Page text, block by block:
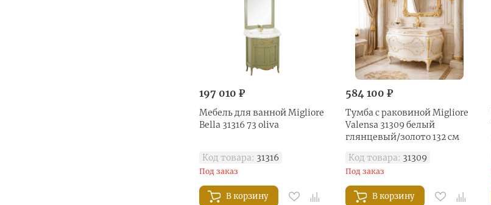
197 010 ₽
Мебель для ванной Migliore
Bella 31316 73 oliva
Код товара: 31316
Под заказ
В корзину
584 100 ₽
Тумба с раковиной Migliore
Valensa 31309 белый
глянцевый/золото 132 см
Код товара: 31309
Под заказ
В корзину